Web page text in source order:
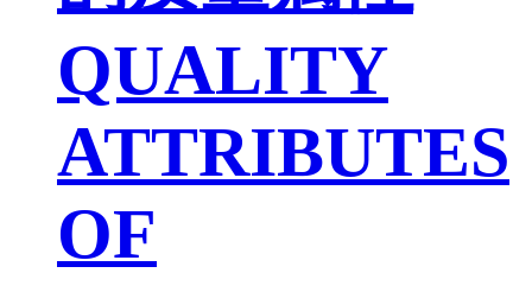
QUALITY
ATTRIBUTES
OF